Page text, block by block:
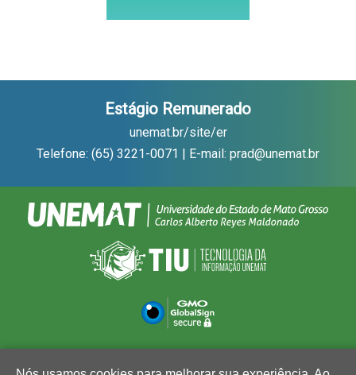
Estágio Remunerado
unemat.br/site/er
Telefone: (65) 3221-0071 | E-mail: prad@unemat.br